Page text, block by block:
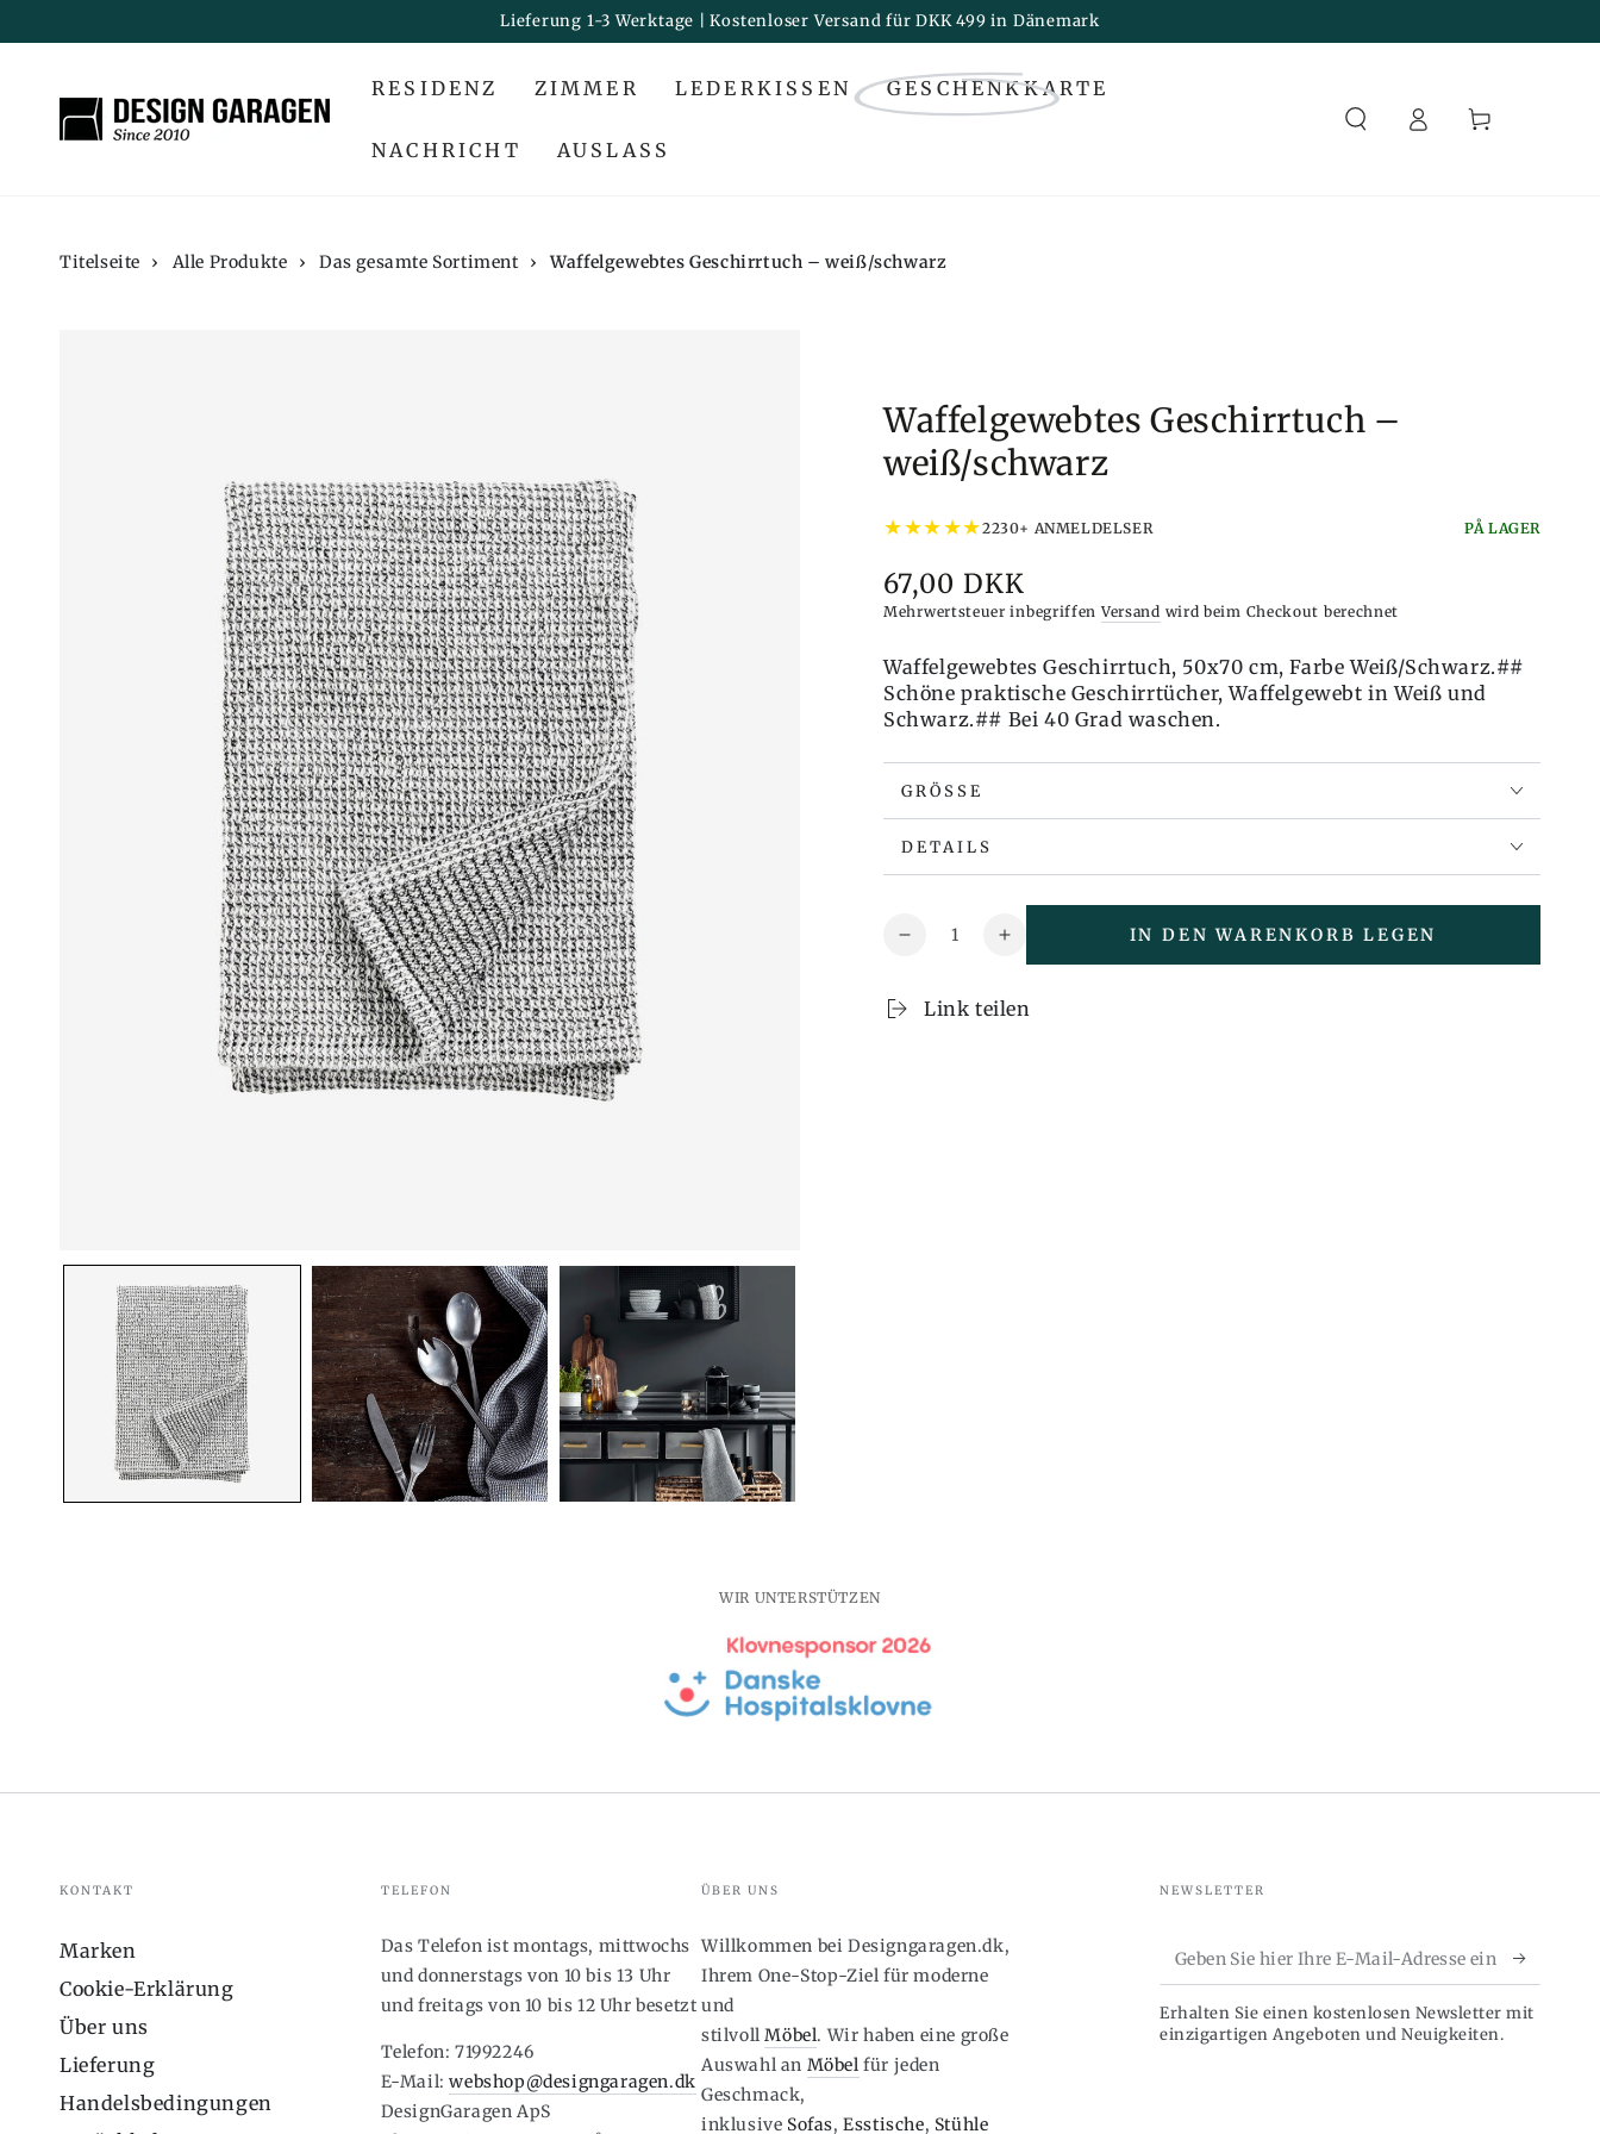
Lieferung 1-3 Werktage | Kostenloser Versand für DKK 499 in Dänemark
RESIDENZ ZIMMER LEDERKISSEN GESCHENKKARTE
NACHRICHT AUSLASS
Sie
Korb
Titelseite › Alle Produkte › Das gesamte Sortiment › Waffelgewebtes Geschirrtuch – weiß/schwarz
Waffelgewebtes Geschirrtuch –
weiß/schwarz
★★★★★2230+ ANMELDELSER PÅ LAGER
Preis
67,00 DKK
Mehrwertsteuer inbegriffenVersand wird beim Checkout berechnet
Waffelgewebtes Geschirrtuch, 50x70 cm, Farbe Weiß/Schwarz.##
Schöne praktische Geschirrtücher, Waffelgewebt in Weiß und
Schwarz.## Bei 40 Grad waschen.
GRÖSSE
DETAILS
Menge
Reduzieren
auch
die
Erhöhen
Sie
auch
die
IN DEN WARENKORB LEGEN
Link teilen
WIR UNTERSTÜTZEN
KONTAKT
Marken
Cookie-Erklärung
Über uns
Lieferung
Handelsbedingungen
TELEFON
Das Telefon ist montags, mittwochs
und donnerstags von 10 bis 13 Uhr
und freitags von 10 bis 12 Uhr besetzt
Telefon: 71992246
E-Mail:webshop@designgaragen.dk
DesignGaragen ApS
ÜBER UNS
Willkommen bei Designgaragen.dk,
Ihrem One-Stop-Ziel für moderne
und
stilvollMöbel. Wir haben eine große
Auswahl an Möbel für jeden
Geschmack,
inklusive Sofas,Esstische, Stühle
NEWSLETTER
Geben
Sie
hier
Erhalten Sie einen kostenlosen Newsletter mit
einzigartigen Angeboten und Neuigkeiten.